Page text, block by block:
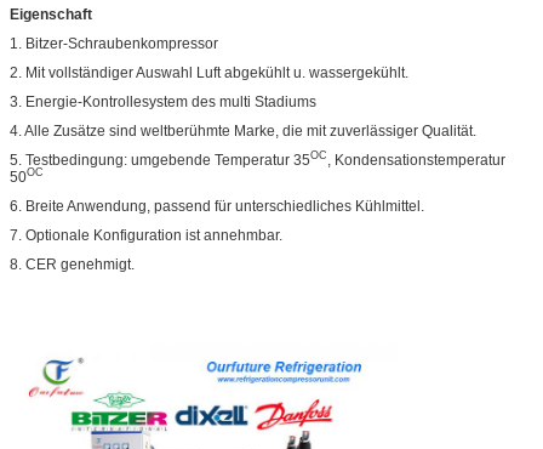
Eigenschaft
1. Bitzer-Schraubenkompressor
2. Mit vollständiger Auswahl Luft abgekühlt u. wassergekühlt.
3. Energie-Kontrollesystem des multi Stadiums
4. Alle Zusätze sind weltberühmte Marke, die mit zuverlässiger Qualität.
5. Testbedingung: umgebende Temperatur 35OC , Kondensationstemperatur
50OC
6. Breite Anwendung, passend für unterschiedliches Kühlmittel.
7. Optionale Konfiguration ist annehmbar.
8. CER genehmigt.